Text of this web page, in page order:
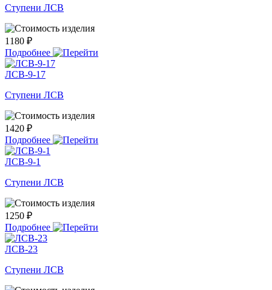
Ступени ЛСВ
1180 ₽
Подробнее
ЛСВ-9-17
Ступени ЛСВ
1420 ₽
Подробнее
ЛСВ-9-1
Ступени ЛСВ
1250 ₽
Подробнее
ЛСВ-23
Ступени ЛСВ